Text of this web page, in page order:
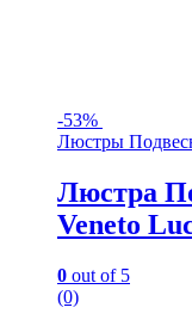
-53%
Люстры
Люстра
Veneto
0 out of 5
(0)